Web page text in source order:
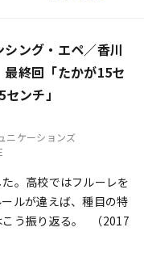
ング・エペ／香川
終回「たかが15セ
ンチ」
ニケーションズ
。高校ではフルーレを
ルが違えば、種目の特
こう振り返る。 （2017